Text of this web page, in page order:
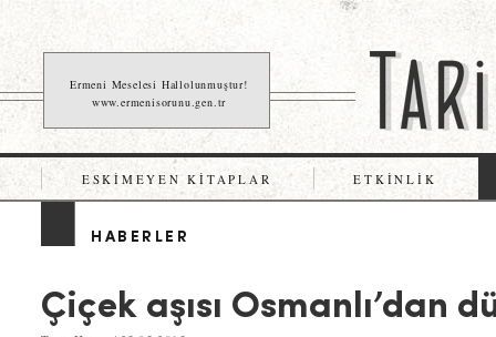
Ermeni Meselesi Hallolunmuştur!
www.ermenisorunu.gen.tr
ESKIMEYEN KITAPLAR ETKINLIK
HABERLER
Çiçek aşısı Osmanlı’dan